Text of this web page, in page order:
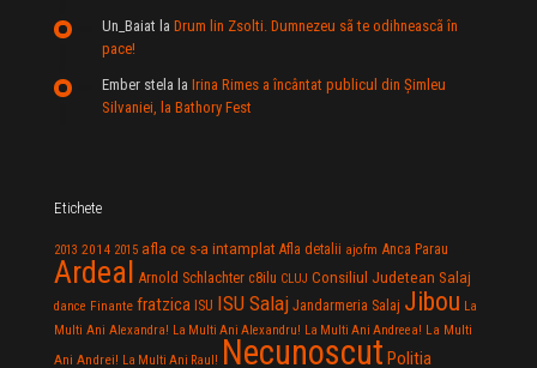
Un_Baiat la Drum lin Zsolti. Dumnezeu sã te odihneascã în
pace!
Ember stela la Irina Rimes a încântat publicul din Şimleu
Silvaniei, la Bathory Fest
Etichete
2013 2014 2015 afla ce s-a intamplat Afla detalii ajofm Anca Parau
Ardeal Arnold Schlachter c8ilu CLUJ Consiliul Judetean Salaj
dance Finante fratzica ISU ISU Salaj Jandarmeria Salaj Jibou La
Multi Ani Alexandra! La Multi Ani Alexandru! La Multi Ani Andreea! La Multi
Ani Andrei! La Multi Ani Raul! Necunoscut Politia